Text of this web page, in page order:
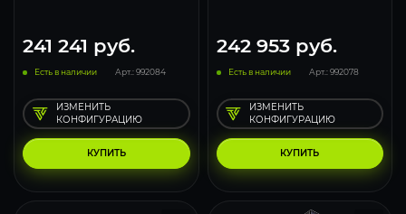
241 241 руб.
Есть в наличии Арт.: 992084
КУПИТЬ
ИЗМЕНИТЬ
КОНФИГУРАЦИЮ
242 953руб.
Есть в наличии Арт.: 992078
КУПИТЬ
ИЗМЕНИТЬ
КОНФИГУРАЦИЮ